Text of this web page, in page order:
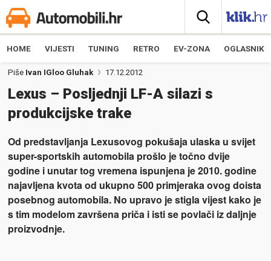
HOME VIJESTI TUNING RETRO EV-ZONA OGLASNIK
Piše Ivan IGloo Gluhak 17.12.2012
Lexus – Posljednji LF-A silazi s
produkcijske trake
Od predstavljanja Lexusovog pokušaja ulaska u svijet
super-sportskih automobila prošlo je točno dvije
godine i unutar tog vremena ispunjena je 2010. godine
najavljena kvota od ukupno 500 primjeraka ovog doista
posebnog automobila. No upravo je stigla vijest kako je
s tim modelom završena priča i isti se povlači iz daljnje
proizvodnje.